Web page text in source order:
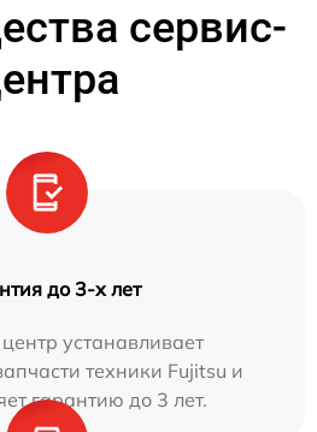
сервис-
до 3-х лет
устанавливает
техники Fujitsu и
гарантию до 3 лет.